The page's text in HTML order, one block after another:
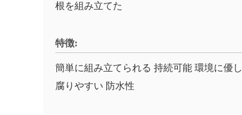
根を組み立てた
特徴:
簡単に組み立てられる 持続可能 環境に優
腐りやすい 防水性